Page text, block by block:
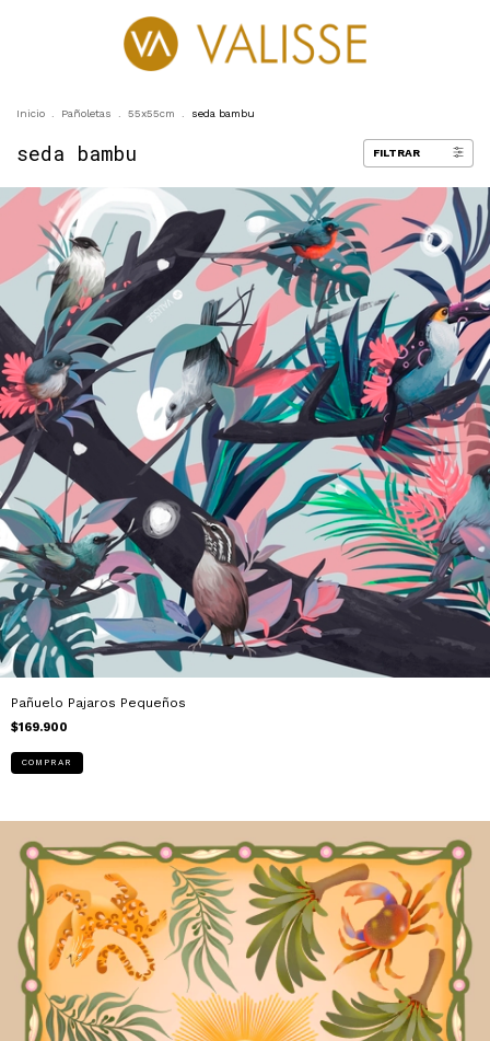
Inicio Pañoletas 55x55cm seda bambu
seda bambu FILTRAR
Pañuelo Pajaros Pequeños
$169.900